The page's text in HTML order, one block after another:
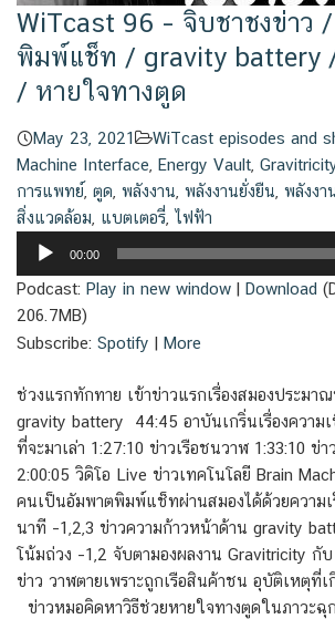
WiTcast 96 – จิบชาชงข่าว
พิมพ์แช็ท / gravity battery
/ หายใจทางตูด
May 23, 2021 WiTcast episodes and
Machine Interface Energy Vault
การแพทย์ ตูด พลังงาน พลังงานยั่งยืน พลังงา
สิ่งแวดล้อม แบตเตอรี่ ไฟฟ้า
Audio
00:00
Podcast: Play in new window | Download
206.7MB)
Subscribe: Spotify | More
ช่วงแรกทักทาย เข้าข่าวแรกเรื่องสมองประมา
gravity battery 44:45 อาบันเกริ่นเรื่องความ
ที่จะมาเล่า 1:27:10 ข่าวเรือชนวาฬ 1:33:10 ข่
2:00:05 วิดิโอ Live ข่าวเทคโนโลยี Brain
คนเป็นอัมพาตพิมพ์แช็ทผ่านสมองได้ด้วยความเ
นาที –1,2,3 ข่าวความก้าวหน้าด้าน gravity
โน้มถ่วง –1,2 จับตามองผลงาน Gravitricity
ข่าว วาฬตายเพราะถูกเรือสินค้าชน อุบัติเหตุที่
ข่าวหมอคิดหาวิธีช่วยหายใจทางตูดในภาวะฉุ